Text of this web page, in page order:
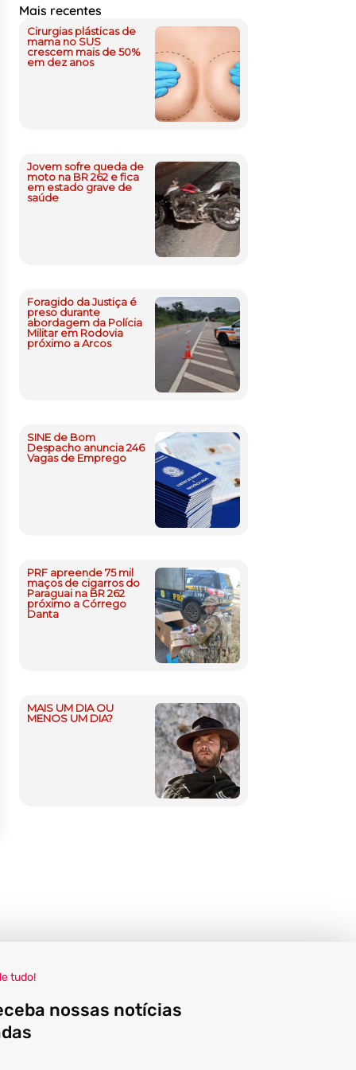
Mais recentes
Cirurgias plásticas de
mama no SUS
crescem mais de 50%
em dez anos
Jovem sofre queda de
moto na BR 262 e fica
em estado grave de
saúde
Foragido da Justiça é
preso durante
abordagem da Polícia
Militar em Rodovia
próximo a Arcos
SINE de Bom
Despacho anuncia 246
Vagas de Emprego
PRF apreende 75 mil
maços de cigarros do
Paraguai na BR 262
próximo a Córrego
Danta
MAIS UM DIA OU
MENOS UM DIA?
tudo!
nossas notícias